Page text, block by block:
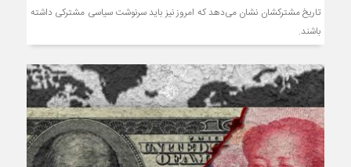
تاریخ مشترکشان نشان‌ می‌دهد که امروز نیز باید سرنوشت سیاسی مشترکی داشته
باشند.